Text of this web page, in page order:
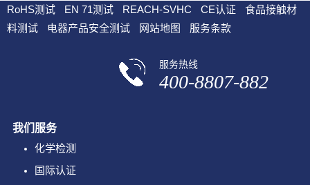
RoHS测试 EN 71测试 REACH-SVHC CE认证
食品接触材
料测试
电器产品安全测试 网站地图 服务条款
服务热线
400-8807-882
我们服务
化学检测
国际认证